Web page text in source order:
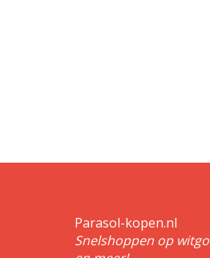
Parasol-kopen.nl
Snelshoppen op